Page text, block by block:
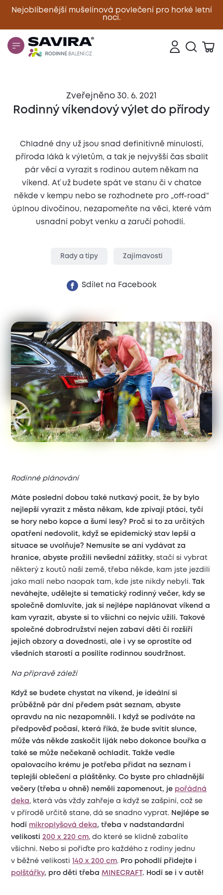
Nejoblíbenější mušelínová povlečení pro horké letní
noci.
Zavřít
Zveřejněno 30. 6. 2021
Rodinný víkendový výlet do přírody
Chladné dny už jsou snad definitivně minulostí,
příroda láká k výletům, a tak je nejvyšší čas sbalit
pár věcí a vyrazit s rodinou autem někam na
víkend. Ať už budete spát ve stanu či v chatce
někde v kempu nebo se rozhodnete pro „off-road“
úplnou divočinou, nezapomeňte na věci, které vám
usnadní pobyt venku a zaručí pohodlí.
Rady a tipy Zajímavosti
Sdílet na Facebook
Rodinné plánování
Máte poslední dobou také nutkavý pocit, že by bylo
nejlepší vyrazit z města někam, kde zpívají ptáci, tyčí
se hory nebo kopce a šumí lesy? Proč si to za určitých
opatření nedovolit, když se epidemický stav lepší a
situace se uvolňuje? Nemusíte se ani vydávat za
hranice, abyste prožili nevšední zážitky, stačí si vybrat
některý z koutů naší země, třeba někde, kam jste jezdili
jako malí nebo naopak tam, kde jste nikdy nebyli.
Tak
neváhejte, udělejte si tematický rodinný večer, kdy se
společně domluvíte, jak si nejlépe naplánovat víkend a
kam vyrazit, abyste si to všichni co nejvíc užili.
Takové
společné dobrodružství nejen zabaví děti či rozšíří
jejich obzory a dovednosti, ale i vy se oprostíte od
všedních starostí a posílíte rodinnou soudržnost.
Na přípravě záleží
Když se budete chystat na víkend, je ideální si
průběžně pár dní předem psát seznam, abyste
opravdu na nic nezapomněli. I když se podíváte na
předpověď počasí, která říká, že bude svítit slunce,
může vás někde zaskočit liják nebo dokonce bouřka a
také se může nečekaně ochladit. Takže vedle
opalovacího krému je potřeba přidat na seznam i
teplejší oblečení a pláštěnky. Co byste pro chladnější
večery (třeba u ohně) neměli zapomenout, je pořádná
deka, která vás vždy zahřeje a když se zašpiní, což se
v přírodě určitě stane, dá se snadno vyprat. Nejlépe se
hodí mikroplyšová deka, třeba v nadstandardní
velikosti200 x 220 cm, do které se klidně zabalíte
všichni. Nebo si pořiďte pro každého z rodiny jednu
v běžné velikosti140 x 200 cm. Pro pohodlí přidejte i
polštářky, pro děti třebaMINECRAFT. Hodí se i v autě!